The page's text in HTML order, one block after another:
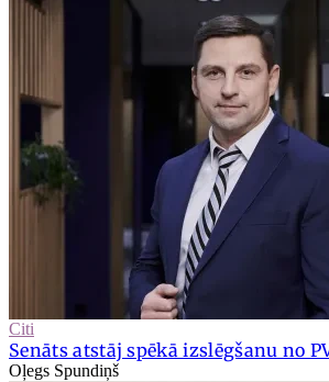
Citi
Senāts atstāj spēkā izslēgšanu no
Oļegs Spundiņš